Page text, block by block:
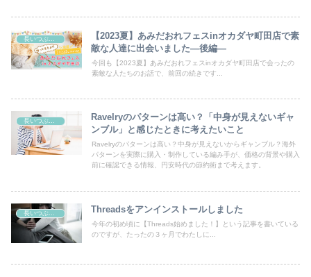
【2023夏】あみだおれフェスinオカダヤ町田店で素
敵な人達に出会いました―後編―
今回も【2023夏】あみだおれフェスinオカダヤ町田店で会ったの
素敵な人たちのお話で、前回の続きです...
Ravelryのパターンは高い？「中身が見えないギャ
ンブル」と感じたときに考えたいこと
Ravelryのパターンは高い？中身が見えないからギャンブル？海外
パターンを実際に購入・制作している編み手が、価格の背景や購入
前に確認できる情報、円安時代の節約術まで考えます。
Threadsをアンインストールしました
今年の初め頃に【Threads始めました！】という記事を書いている
のですが、たったの３ヶ月でわたしに...